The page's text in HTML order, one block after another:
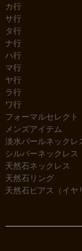
カ行
サ行
タ行
ナ行
ハ行
マ行
ヤ行
ラ行
ワ行
フォーマルセレクト
メンズアイテム
淡水パールネックレ
シルバーネックレス
天然石ネックレス
天然石リング
天然石ピアス（イヤ